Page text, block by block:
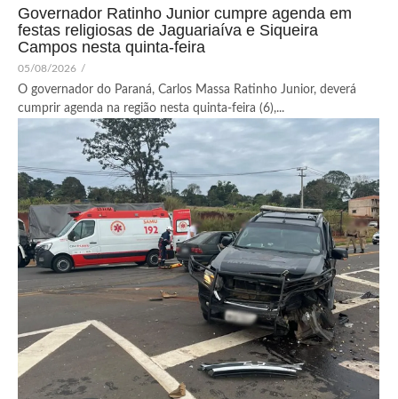
Governador Ratinho Junior cumpre agenda em
festas religiosas de Jaguariaíva e Siqueira
Campos nesta quinta-feira
05/08/2026 /
O governador do Paraná, Carlos Massa Ratinho Junior, deverá
cumprir agenda na região nesta quinta-feira (6),...